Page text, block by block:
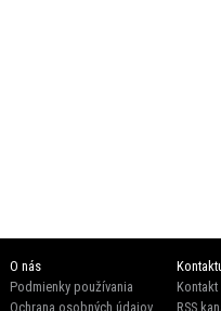
O nás
Podmienky používania
Ochrana osobných údajov
Kontakt
RSS